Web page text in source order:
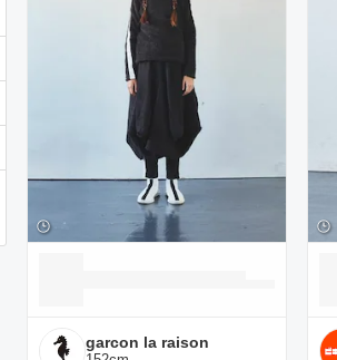
garcon la raison